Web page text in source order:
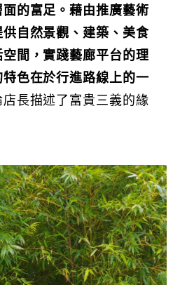
的富足。藉由推廣藝術
自然景觀、建築、美食
間，實踐藝廊平台的理
色在於行進路線上的一
店長描述了富貴三義的緣